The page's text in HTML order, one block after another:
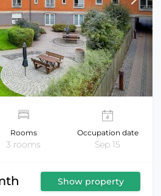
Rooms
3 rooms
Occupation date
Sep 15
Show property